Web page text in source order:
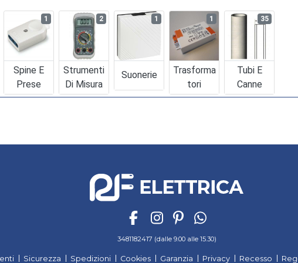
Spine E
Prese
1
Strumenti
Di Misura
2
Suonerie
1
Trasforma
Tori
1
Tubi E
Canne
35
3481182417 (dalle 9.00 alle 15.30)
Sicurezza Spedizioni Cookies Garanzia Privacy Recesso